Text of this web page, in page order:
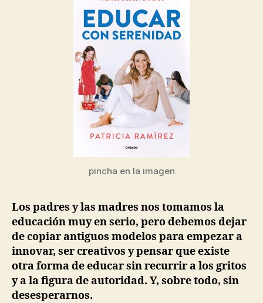
pincha en la imagen
Los padres y las madres nos tomamos la
educación muy en serio, pero debemos dejar
de copiar antiguos modelos para empezar a
innovar, ser creativos y pensar que existe
otra forma de educar sin recurrir a los gritos
y a la figura de autoridad. Y, sobre todo, sin
desesperarnos.